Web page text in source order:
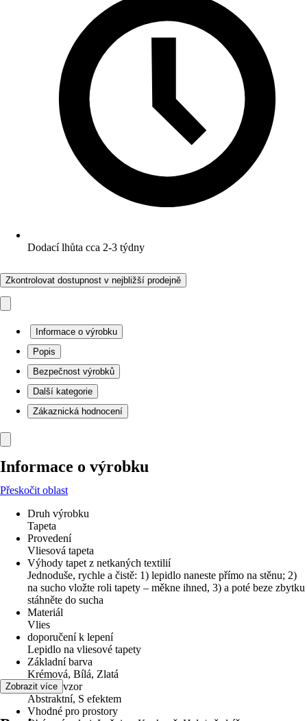
Dodací lhůta cca 2-3 týdny
Zkontrolovat dostupnost v nejbližší prodejně
Informace o výrobku
Popis
Bezpečnost výrobků
Další kategorie
Zákaznická hodnocení
Informace o výrobku
Přeskočit oblast
Druh výrobku
Tapeta
Provedení
Vliesová tapeta
Výhody tapet z netkaných textilií
Jednoduše, rychle a čistě: 1) lepidlo naneste přímo na stěnu; 2)
na sucho vložte roli tapety – měkne ihned, 3) a poté beze zbytku
stáhněte do sucha
Materiál
Vlies
doporučení k lepení
Lepidlo na vliesové tapety
Základní barva
Krémová, Bílá, Zlatá
Dekor / vzor
Abstraktní, S efektem
Vhodné pro prostory
Zobrazit více